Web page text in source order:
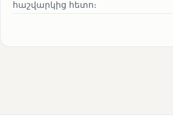
հաշվարկից հետո։